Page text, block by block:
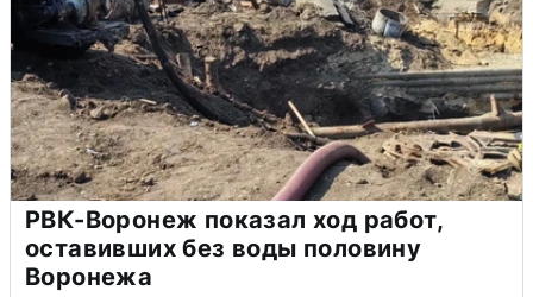
РВК-Воронеж показал ход работ,
оставивших без воды половину
Воронежа